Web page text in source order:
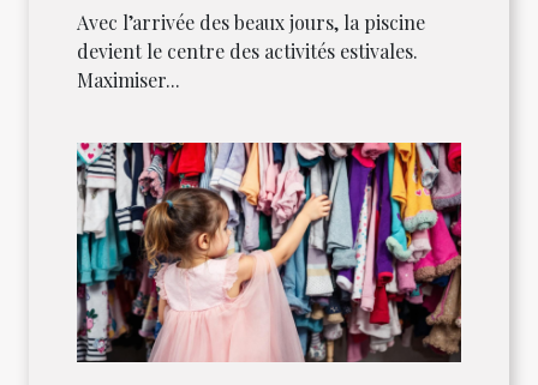
Avec l’arrivée des beaux jours, la piscine
devient le centre des activités estivales.
Maximiser...